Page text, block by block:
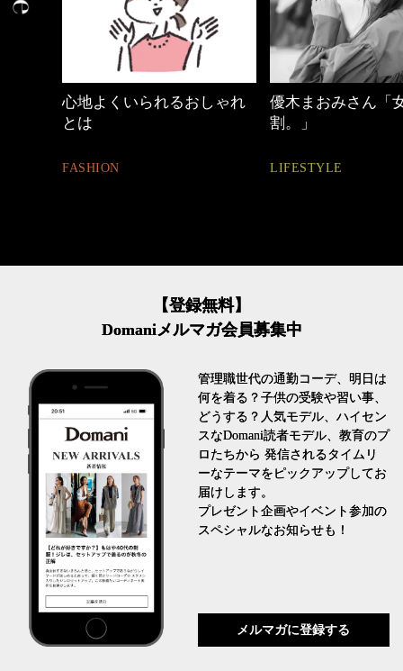
優木まおみさん「女の時間
割。」
LIFESTYLE
40代の小顔メイク
【登録無料】
Domaniメルマガ会員募集中
管理職世代の通勤コーデ、明日は
何を着る？子供の受験や習い事、
どうする？人気モデル、ハイセン
スなDomani読者モデル、教育のプ
ロたちから 発信されるタイムリ
ーなテーマをピックアップしてお
届けします。
プレゼント企画やイベント参加の
スペシャルなお知らせも！
メルマガに登録する